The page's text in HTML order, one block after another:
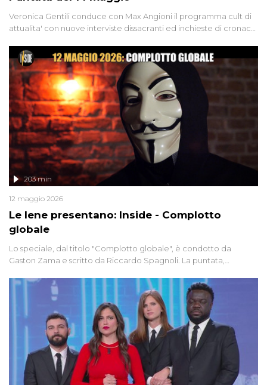
Veronica Gentili conduce con Max Angioni il programma cult di
attualita' con nuove interviste dissacranti ed inchieste di cronaca
Le Iene presentano: Inside - Complotto
globale
203 min
12 maggio 2026
Lo speciale, dal titolo "Complotto globale", è condotto da
Gaston Zama e scritto da Riccardo Spagnoli. La puntata,
racconta l'universo delle narrazioni alternative, dei sospetti
globali e del complottismo che negli ultimi anni hanno invaso
social network, talk show, piazze digitali e immaginario collettivo.